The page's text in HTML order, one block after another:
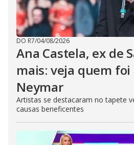
DO R7/04/08/2026
Ana Castela, ex de
mais: veja quem foi
Neymar
Artistas se destacaram no tapete
causas beneficentes